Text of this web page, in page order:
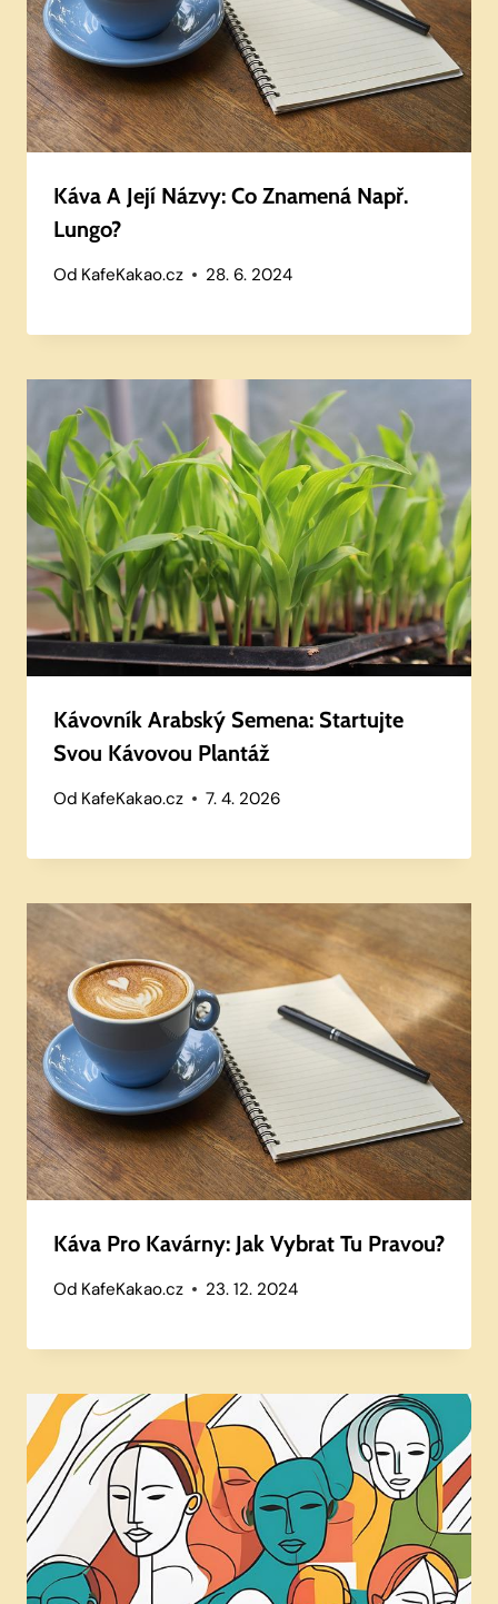
Káva A Její Názvy: Co Znamená Např.
Lungo?
Od KafeKakao.cz 28. 6. 2024
Kávovník Arabský Semena: Startujte
Svou Kávovou Plantáž
Od KafeKakao.cz 7. 4. 2026
Káva Pro Kavárny: Jak Vybrat Tu Pravou?
Od KafeKakao.cz 23. 12. 2024